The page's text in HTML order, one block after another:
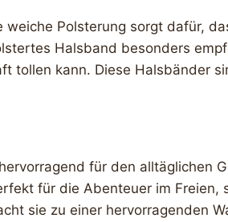
Polsterung sorgt dafür,
Halsband besonders
tollen kann. Diese Halsbänder
für den alltäglichen
für die Abenteuer im Freien,
sie zu einer hervorragenden